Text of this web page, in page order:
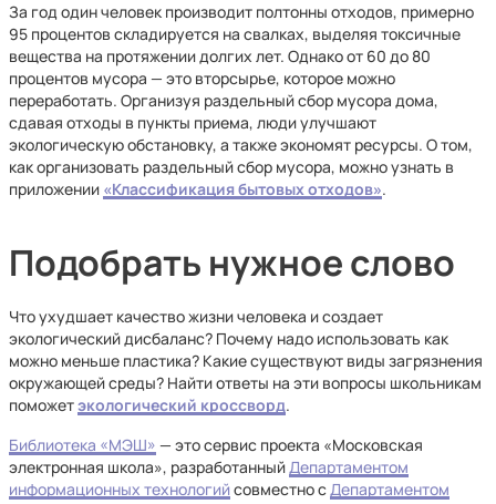
За год один человек производит полтонны отходов, примерно
95 процентов складируется на свалках, выделяя токсичные
вещества на протяжении долгих лет. Однако от 60 до 80
процентов мусора — это вторсырье, которое можно
переработать. Организуя раздельный сбор мусора дома,
сдавая отходы в пункты приема, люди улучшают
экологическую обстановку, а также экономят ресурсы. О том,
как организовать раздельный сбор мусора, можно узнать в
приложении «Классификация бытовых отходов».
Подобрать нужное слово
Что ухудшает качество жизни человека и создает
экологический дисбаланс? Почему надо использовать как
можно меньше пластика? Какие существуют виды загрязнения
окружающей среды? Найти ответы на эти вопросы школьникам
поможетэкологический кроссворд.
Библиотека «МЭШ» — это сервис проекта «Московская
электронная школа», разработанныйДепартаментом
информационных технологий совместно сДепартаментом